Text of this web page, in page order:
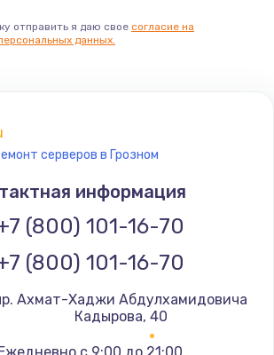
Заказать
Замена термостата
1200 руб.
Заказать
Замена реле
Заказать
отправить я даю свое согласие на
данных.
серверов в Грозном
информация
(800) 101-16-70
(800) 101-16-70
Кадырова, 40
с 9:00 до 21:00